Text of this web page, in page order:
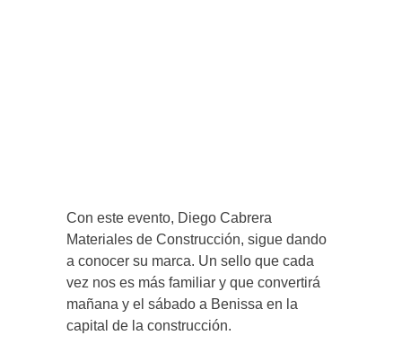
Con este evento, Diego Cabrera
Materiales de Construcción, sigue dando
a conocer su marca. Un sello que cada
vez nos es más familiar y que convertirá
mañana y el sábado a Benissa en la
capital de la construcción.